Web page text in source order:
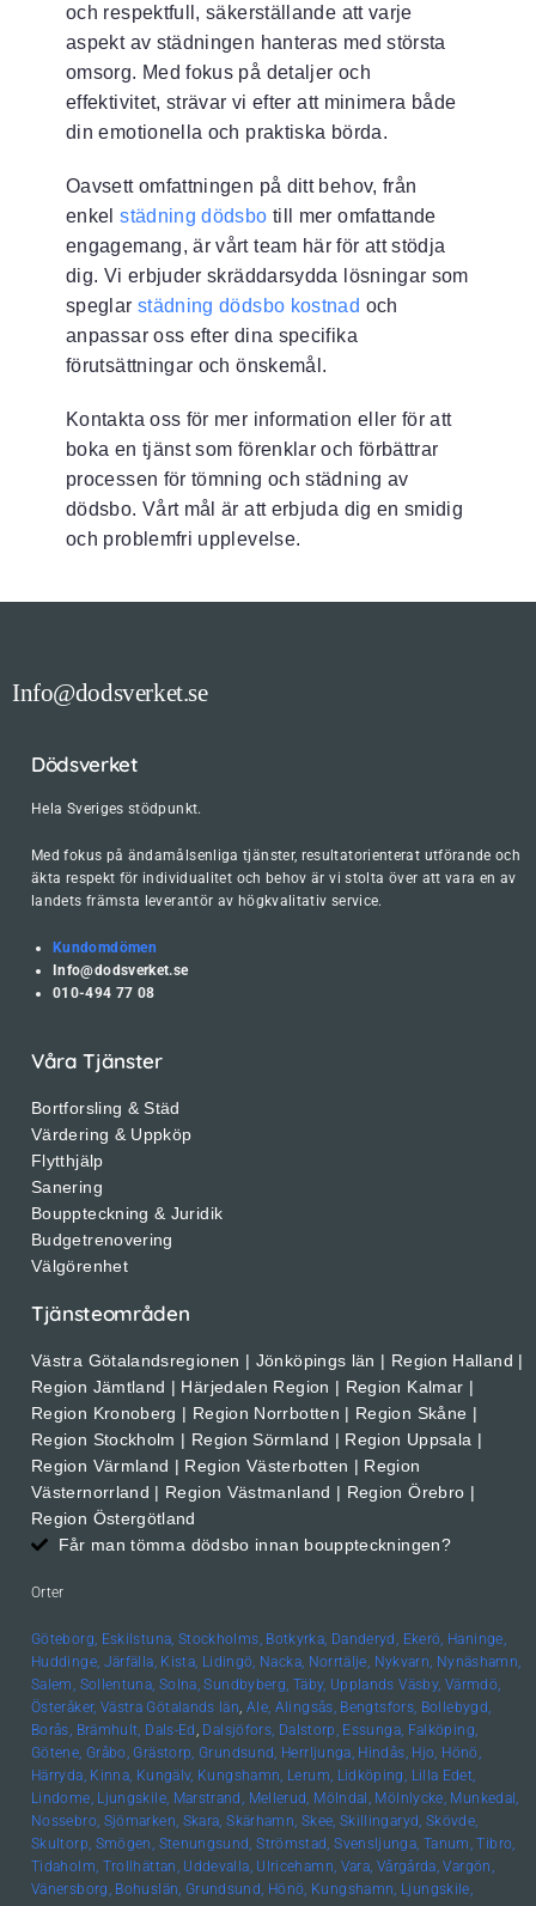
och respektfull, säkerställande att varje
aspekt av städningen hanteras med största
omsorg. Med fokus på detaljer och
effektivitet, strävar vi efter att minimera både
din emotionella och praktiska börda.
Oavsett omfattningen på ditt behov, från
enkelstädning dödsbo till mer omfattande
engagemang, är vårt team här för att stödja
dig. Vi erbjuder skräddarsydda lösningar som
speglar städning dödsbo kostnad och
anpassar oss efter dina specifika
förutsättningar och önskemål.
Kontakta oss för mer information eller för att
boka en tjänst som förenklar och förbättrar
processen för tömning och städning av
dödsbo. Vårt mål är att erbjuda dig en smidig
och problemfri upplevelse.
Info@dodsverket.se
Dödsverket
Hela Sveriges stödpunkt.
Med fokus på ändamålsenliga tjänster, resultatorienterat utförande och
äkta respekt för individualitet och behov är vi stolta över att vara en av
landets främsta leverantör av högkvalitativ service.
Kundomdömen
Info@dodsverket.se
010-494 77 08
Våra Tjänster
Bortforsling & Städ
Värdering & Uppköp
Flytthjälp
Sanering
Bouppteckning & Juridik
Budgetrenovering
Välgörenhet
Tjänsteområden
Västra Götalandsregionen | Jönköpings län | Region Halland |
Region Jämtland | Härjedalen Region | Region Kalmar |
Region Kronoberg | Region Norrbotten | Region Skåne |
Region Stockholm | Region Sörmland | Region Uppsala |
Region Värmland | Region Västerbotten | Region
Västernorrland | Region Västmanland | Region Örebro |
Region Östergötland
Får man tömma dödsbo innan bouppteckningen?
Orter
Göteborg, Eskilstuna, Stockholms, Botkyrka, Danderyd, Ekerö, Haninge,
Huddinge, Järfälla, Kista, Lidingö, Nacka, Norrtälje, Nykvarn, Nynäshamn,
Salem, Sollentuna, Solna, Sundbyberg, Täby, Upplands Väsby, Värmdö,
Österåker, Västra Götalands län, Ale, Alingsås, Bengtsfors, Bollebygd,
Borås, Brämhult, Dals-Ed , Dalsjöfors, Dalstorp, Essunga, Falköping,
Götene, Gråbo, Grästorp, Grundsund, Herrljunga, Hindås, Hjo, Hönö,
Härryda, Kinna, Kungälv, Kungshamn, Lerum, Lidköping, Lilla Edet,
Lindome, Ljungskile, Marstrand, Mellerud, Mölndal, Mölnlycke, Munkedal,
Nossebro, Sjömarken, Skara, Skärhamn, Skee, Skillingaryd, Skövde,
Skultorp, Smögen, Stenungsund, Strömstad, Svensljunga, Tanum, Tibro,
Tidaholm, Trollhättan, Uddevalla, Ulricehamn, Vara, Vårgårda, Vargön,
Vänersborg, Bohuslän, Grundsund, Hönö, Kungshamn, Ljungskile,